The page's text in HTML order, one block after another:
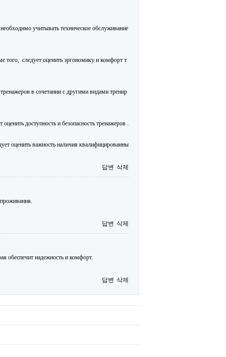
учитывать техническое обслуживание
того, следует оценить эргономику и комфорт т
в сочетании с другими видами тренир
доступность и безопасность тренажеров .
оценить важность наличия квалифицированны
답변 삭제
답변 삭제
обеспечит надежность и комфорт.
답변 삭제